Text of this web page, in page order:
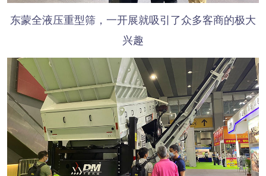
东蒙全液压重型筛，一开展就吸引了众多客商的极大
兴趣